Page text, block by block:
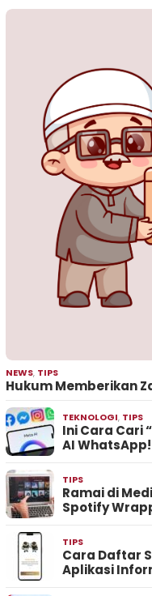
NEWS, TIPS
Hukum Memberikan
TEKNOLOGI, TIPS
Ini Cara Cari
AI WhatsApp!
TIPS
Ramai di
Spotify
TIPS
Cara Daftar
Aplikasi